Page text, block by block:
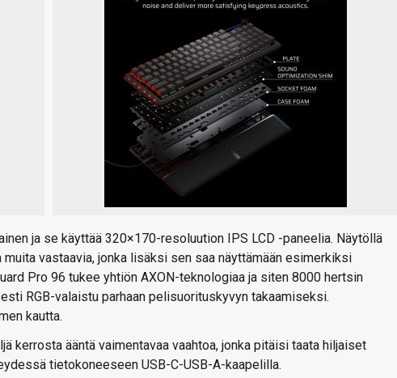
ja se käyttää 320×170-resoluution IPS LCD -paneelia. Näytöllä
muita vastaavia, jonka lisäksi sen saa näyttämään esimerkiksi
Pro 96 tukee yhtiön AXON-teknologiaa ja siten 8000 hertsin
RGB-valaistu parhaan pelisuorituskyvyn takaamiseksi.
kautta.
kerrosta ääntä vaimentavaa vaahtoa, jonka pitäisi taata hiljaiset
tietokoneeseen USB-C-USB-A-kaapelilla.